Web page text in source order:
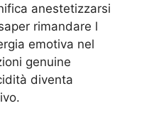
anestetizzarsi
rimandare l
emotiva nel
genuine
diventa